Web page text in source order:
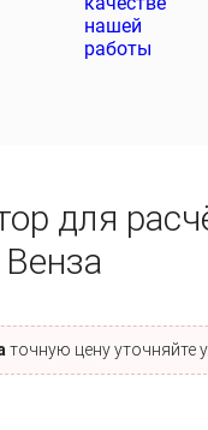
для
точную цену уточняйте